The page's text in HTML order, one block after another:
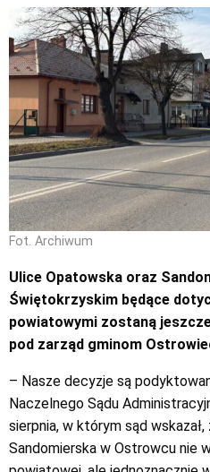
Fot. Archiwum
Ulice Opatowska oraz
Świętokrzyskim będące
powiatowymi zostaną
pod zarząd gminom
– Nasze decyzje są
Naczelnego Sądu
sierpnia, w którym sąd
Sandomierska w Ostrowcu nie